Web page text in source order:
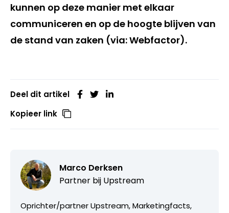
kunnen op deze manier met elkaar
communiceren en op de hoogte blijven van
de stand van zaken (via: Webfactor).
Deel dit artikel
Kopieer link
Marco Derksen
Partner bij Upstream
Oprichter/partner Upstream, Marketingfacts,